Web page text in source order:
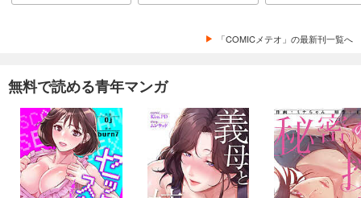
「COMICメテオ」の最新刊一覧へ
無料で読める青年マンガ